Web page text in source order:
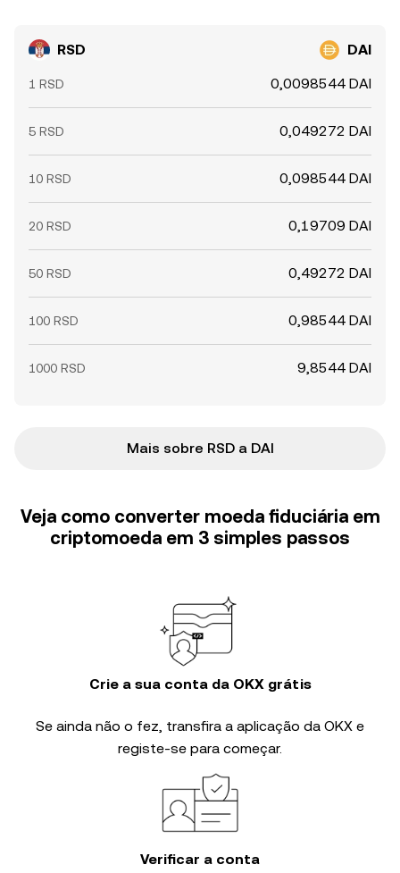
RSD DAI
1 RSD 0,0098544 DAI
5 RSD 0,049272 DAI
10 RSD 0,098544 DAI
20 RSD 0,19709 DAI
50 RSD 0,49272 DAI
100 RSD 0,98544 DAI
1000 RSD 9,8544 DAI
Mais sobre RSD a DAI
Veja como converter moeda fiduciária em
criptomoeda em 3 simples passos
Crie a sua conta da OKX grátis
Se ainda não o fez, transfira a aplicação da OKX e
registe-se para começar.
Verificar a conta